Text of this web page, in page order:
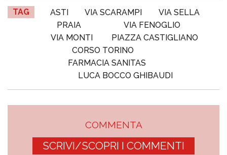
TAG ASTI VIA SCARAMPI
VIA SELLA
PRAIA
VIA FENOGLIO
VIA MONTI
PIAZZA CASTIGLIANO
CORSO TORINO
FARMACIA SANITAS
LUCA BOCCO GHIBAUDI
COMMENTA
SCRIVI/SCOPRI I COMMENTI